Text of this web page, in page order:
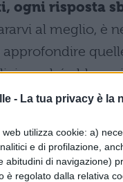
- La tua privacy è la
utilizza cookie: a)
e di profilazione,
abitudini di navigazione)
è regolato dalla relativa
ogni risposta
al meglio, è
perché
e per questo ci
è un esercizio